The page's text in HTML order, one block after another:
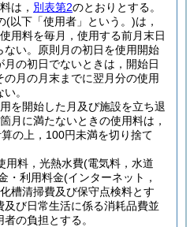
は， 別表第2のとおりとする。
(以下「使用者」という。)は，
用料を毎月，使用する前月末日
い。
原則月の初日を使用開始
の初日でないときは，開始日
月の月末までに翌月分の使用
。
を開始した月及び施設を立ち退
月に満たないときの使用料は，
の上，100円未満を切り捨て
用料，光熱水費(電気料，水道
・利用料金(インターネット，
化槽清掃費及び保守点検料とす
及び日常生活に係る消耗品費並
の負担とする。